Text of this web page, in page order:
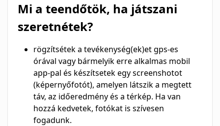
Mi a teendőtök, ha játszani
szeretnétek?
rögzítsétek a tevékenység(ek)et gps-es
órával vagy bármelyik erre alkalmas mobil
app-pal és készítsetek egy screenshotot
(képernyőfotót), amelyen látszik a megtett
táv, az időeredmény és a térkép. Ha van
hozzá kedvetek, fotókat is szívesen
fogadunk.